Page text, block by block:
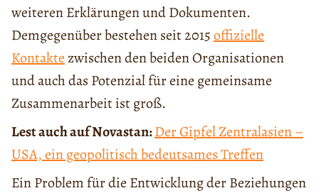
weiteren Erklärungen und Dokumenten.
Demgegenüber bestehen seit 2015offizielle
Kontaktezwischen den beiden Organisationen
und auch das Potenzial für eine gemeinsame
Zusammenarbeit ist groß.
Lest auch auf Novastan:Der Gipfel Zentralasien –
USA, ein geopolitisch bedeutsames Treffen
Ein Problem für die Entwicklung der Beziehungen